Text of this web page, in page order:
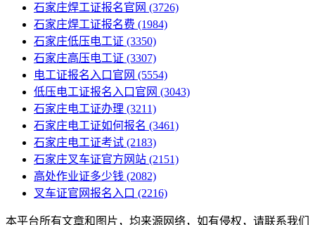
石家庄焊工证报名官网 (3726)
石家庄焊工证报名费 (1984)
石家庄低压电工证 (3350)
石家庄高压电工证 (3307)
电工证报名入口官网 (5554)
低压电工证报名入口官网 (3043)
石家庄电工证办理 (3211)
石家庄电工证如何报名 (3461)
石家庄电工证考试 (2183)
石家庄叉车证官方网站 (2151)
高处作业证多少钱 (2082)
叉车证官网报名入口 (2216)
本平台所有文章和图片，均来源网络，如有侵权，请联系我们